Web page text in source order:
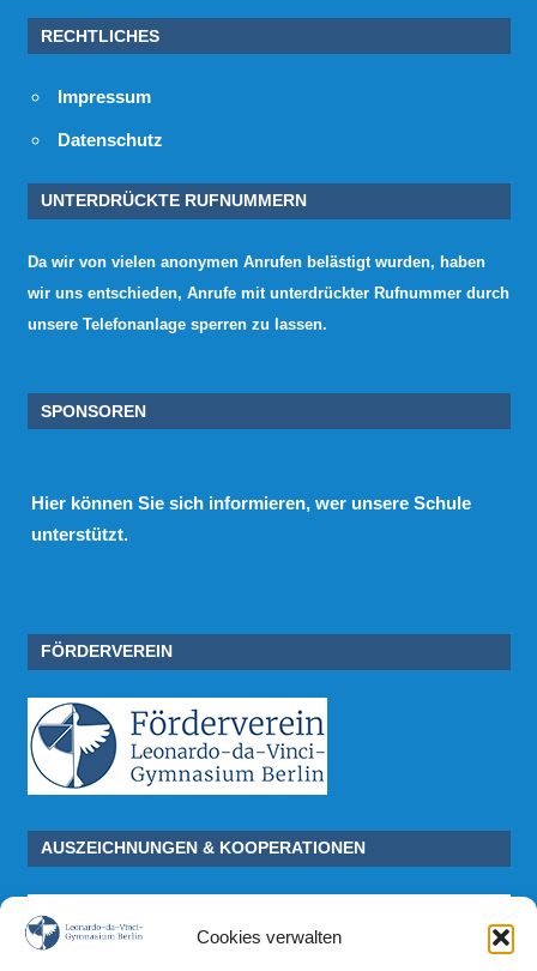
Cookies verwalten
RECHTLICHES
Impressum
Datenschutz
UNTERDRÜCKTE RUFNUMMERN
Da wir von vielen anonymen Anrufen belästigt wurden, haben
wir uns entschieden, Anrufe mit unterdrückter Rufnummer durch
unsere Telefonanlage sperren zu lassen.
SPONSOREN
Hier können Sie sich informieren, wer unsere Schule
unterstützt.
FÖRDERVEREIN
AUSZEICHNUNGEN & KOOPERATIONEN